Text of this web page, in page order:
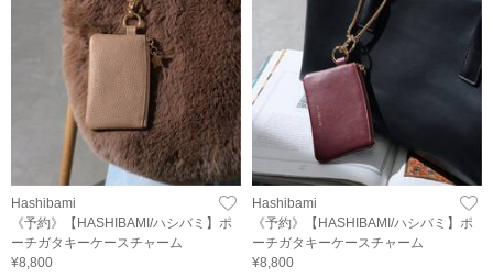
Hashibami
《予約》【HASHIBAMI/ハシバミ】ポ
ーチガタキーケースチャーム
¥8,800
Hashibami
《予約》【HASHIBAMI/ハシバミ】ポ
ーチガタキーケースチャーム
¥8,800